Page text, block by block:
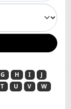
G H I
J
T U V
W